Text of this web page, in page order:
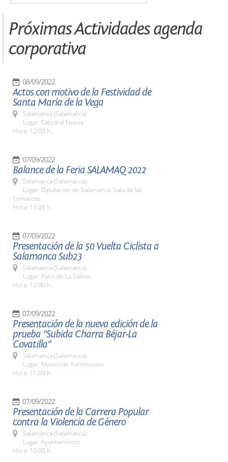
Próximas Actividades agenda
corporativa
08/09/2022
Actos con motivo de la Festividad de
Santa María de la Vega
Salamanca (Salamanca)
Lugar: Catedral Nueva
Hora: 12:00 h.
07/09/2022
Balance de la Feria SALAMAQ 2022
Salamanca (Salamanca)
Lugar: Diputación de Salamanca. Sala de las
Comarcas
Hora: 17:00 h.
07/09/2022
Presentación de la 50 Vuelta Ciclista a
Salamanca Sub23
Salamanca (Salamanca)
Lugar: Patio de La Salina
Hora: 12:00 h.
07/09/2022
Presentación de la nueva edición de la
prueba "Subida Charra Béjar-La
Covatilla"
Salamanca (Salamanca)
Lugar: Museo de Automoción
Hora: 11:00 h.
07/09/2022
Presentación de la Carrera Popular
contra la Violencia de Género
Salamanca (Salamanca)
Lugar: Ayuntamiento
Hora: 10:00 h.